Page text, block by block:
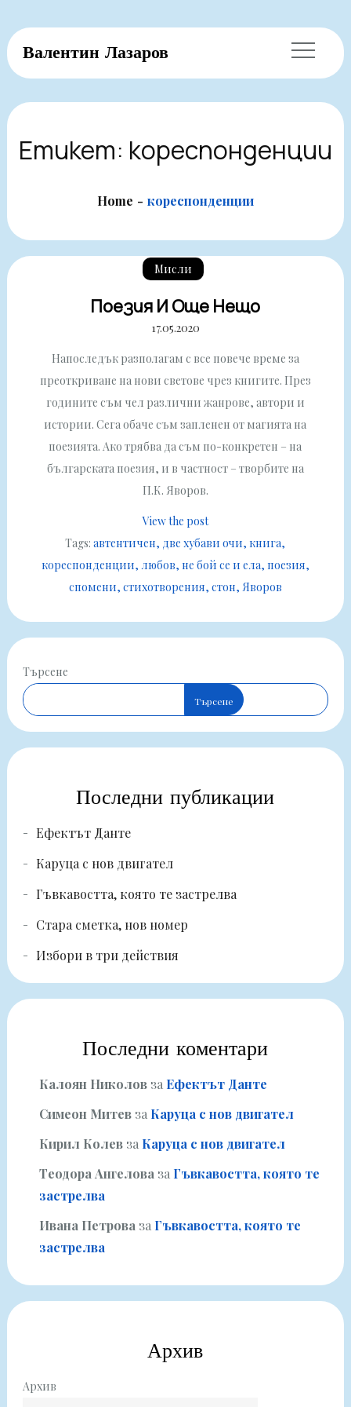
Skip
to
content
Валентин Лазаров
Етикет: кореспонденции
Home кореспонденции
Мисли
Поезия И Още Нещо
17.05.2020
Напоследък разполагам с все повече време за
преоткриване на нови светове чрез книгите. През
годините съм чел различни жанрове, автори и
истории. Сега обаче съм запленен от магията на
поезията. Ако трябва да съм по-конкретен – на
българската поезия, и в частност – творбите на
П.К. Яворов.
View the post
Tags:автентичен две хубави очи книга
кореспонденции любов не бой се и ела поезия
спомени стихотворения стон Яворов
Търсене
Търсене
Последни публикации
Ефектът Данте
Каруца с нов двигател
Гъвкавостта, която те застрелва
Стара сметка, нов номер
Избори в три действия
Последни коментари
Калоян Николовза Ефектът Данте
Симеон Митевза Каруца с нов двигател
Кирил Колевза Каруца с нов двигател
Теодора Ангеловаза Гъвкавостта, която те
застрелва
Ивана Петроваза Гъвкавостта, която те
застрелва
Архив
Архив